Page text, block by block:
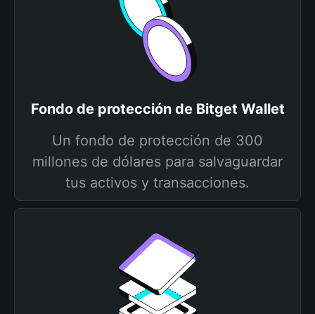
Fondo de protección de Bitget Wallet
Un fondo de protección de 300
millones de dólares para salvaguardar
tus activos y transacciones.